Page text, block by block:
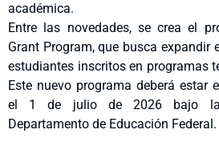
académica.
Entre las novedades, se crea el
Grant Program, que busca expandir
estudiantes inscritos en programas
Este nuevo programa deberá estar
el 1 de julio de 2026 bajo la
Departamento de Educación Federal.